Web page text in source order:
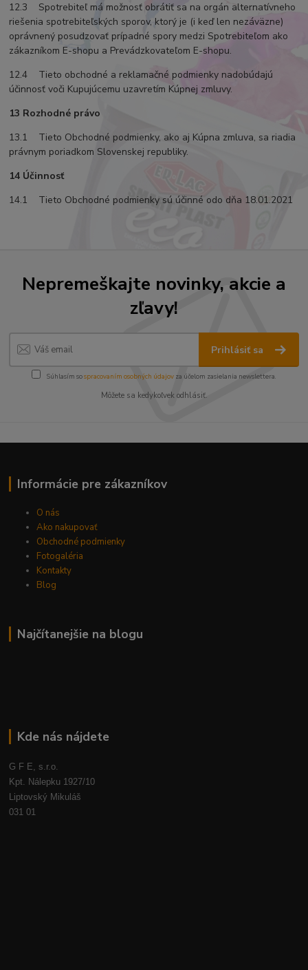
12.3 Spotrebiteľ má možnosť obrátiť sa na orgán alternatívneho
riešenia spotrebiteľských sporov, ktorý je (i keď len nezáväzne)
oprávnený posudzovať prípadné spory medzi Spotrebiteľom ako
zákazníkom E-shopu a Prevádzkovateľom E-shopu.
12.4 Tieto obchodné a reklamačné podmienky nadobúdajú
účinnosť voči Kupujúcemu uzavretím Kúpnej zmluvy.
13 Rozhodné právo
13.1 Tieto Obchodné podmienky, ako aj Kúpna zmluva, sa riadia
právnym poriadkom Slovenskej republiky.
14 Účinnosť
14.1 Tieto Obchodné podmienky sú účinné odo dňa 18.01.2021
Nepremeškajte novinky, akcie a
zľavy!
Prihlásiť sa
Súhlasím sospracovaním osobných údajov za účelom zasielania newslettera.
Môžete sa kedykoľvek odhlásiť.
Informácie pre zákazníkov
O nás
Ako nakupovať
Obchodné podmienky
Fotogaléria
Kontakty
Blog
Najčítanejšie na blogu
Kde nás nájdete
G F E, s.r.o.
Kpt. Nálepku 1927/10
Liptovský Mikuláš
031 01